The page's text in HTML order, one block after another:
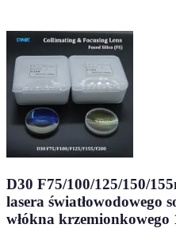
D30 F75/100/125/150/
lasera światłowodowego
włókna krzemionkowego